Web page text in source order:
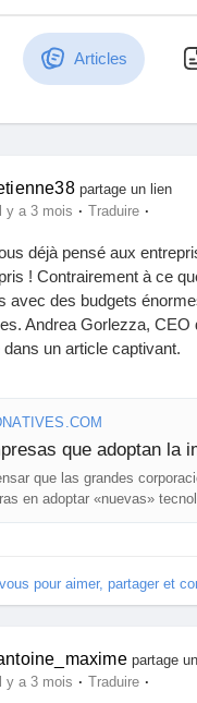
Mes produits
Pages aimées
Découvrir les articles
Mon financement
Mes Offres
Articles
partage un lien
y a 3 mois · Traduire ·
déjà pensé aux
! Contrairement à ce
avec des budgets
Andrea Gorlezza,
un article captivant.
à réfléchir sur la
des risques là où
qu'il est temps de sauter
vous ?
https://
#Innovation #Startups
que las grandes
en adoptar «nuevas»
CEO de MadeInAdd,
pour aimer, partager et
partage
y a 3 mois · Traduire ·